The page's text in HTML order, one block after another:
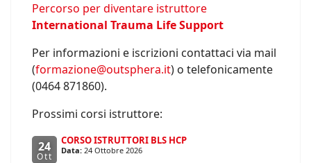
Percorso per diventare istruttore
International Trauma Life Support
Per informazioni e iscrizioni contattaci via mail
(formazione@outsphera.it) o telefonicamente
(0464 871860).
Prossimi corsi istruttore:
24
Ott
CORSO ISTRUTTORI BLS HCP
Data: 24 Ottobre 2026